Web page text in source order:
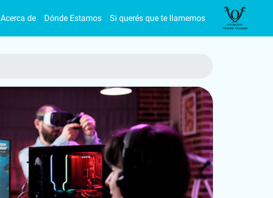
Acerca de Dónde Estamos Si querés que te llamemos